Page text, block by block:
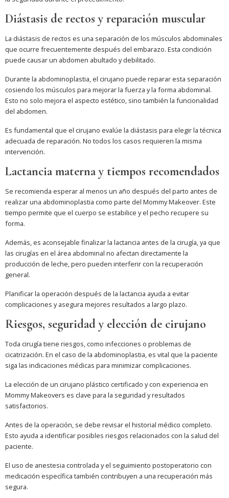
Diástasis de rectos y reparación muscular
La diástasis de rectos es una separación de los músculos abdominales
que ocurre frecuentemente después del embarazo. Esta condición
puede causar un abdomen abultado y debilitado.
Durante la abdominoplastia, el cirujano puede reparar esta separación
cosiendo los músculos para mejorar la fuerza y la forma abdominal.
Esto no solo mejora el aspecto estético, sino también la funcionalidad
del abdomen.
Es fundamental que el cirujano evalúe la diástasis para elegir la técnica
adecuada de reparación. No todos los casos requieren la misma
intervención.
Lactancia materna y tiempos recomendados
Se recomienda esperar al menos un año después del parto antes de
realizar una abdominoplastia como parte del Mommy Makeover. Este
tiempo permite que el cuerpo se estabilice y el pecho recupere su
forma.
Además, es aconsejable finalizar la lactancia antes de la cirugía, ya que
las cirugías en el área abdominal no afectan directamente la
producción de leche, pero pueden interferir con la recuperación
general.
Planificar la operación después de la lactancia ayuda a evitar
complicaciones y asegura mejores resultados a largo plazo.
Riesgos, seguridad y elección de cirujano
Toda cirugía tiene riesgos, como infecciones o problemas de
cicatrización. En el caso de la abdominoplastia, es vital que la paciente
siga las indicaciones médicas para minimizar complicaciones.
La elección de un cirujano plástico certificado y con experiencia en
Mommy Makeovers es clave para la seguridad y resultados
satisfactorios.
Antes de la operación, se debe revisar el historial médico completo.
Esto ayuda a identificar posibles riesgos relacionados con la salud del
paciente.
El uso de anestesia controlada y el seguimiento postoperatorio con
medicación específica también contribuyen a una recuperación más
segura.